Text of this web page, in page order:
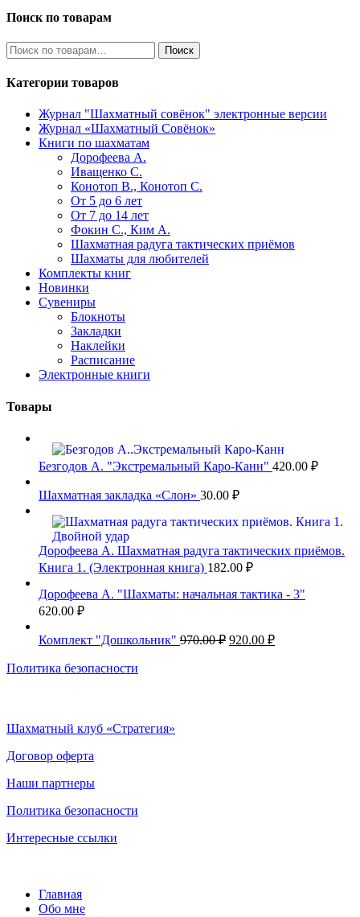
Поиск по товарам
Искать: Поиск
Категории товаров
Журнал "Шахматный совёнок" электронные версии
Журнал «Шахматный Совёнок»
Книги по шахматам
Дорофеева А.
Иващенко С.
Конотоп В., Конотоп С.
От 5 до 6 лет
От 7 до 14 лет
Фокин С., Ким А.
Шахматная радуга тактических приёмов
Шахматы для любителей
Комплекты книг
Новинки
Сувениры
Блокноты
Закладки
Наклейки
Расписание
Электронные книги
Товары
Безгодов А. "Экстремальный Каро-Канн" 420.00 ₽
Шахматная закладка «Слон» 30.00 ₽
Дорофеева А. Шахматная радуга тактических приёмов.
Книга 1. (Электронная книга) 182.00 ₽
Дорофеева А. "Шахматы: начальная тактика - 3"
620.00 ₽
Комплект "Дошкольник" 970.00₽ Первоначальная
920.00 ₽Текущая
Политика безопасности
Шахматный клуб «Стратегия»
Договор оферта
Наши партнеры
Политика безопасности
Интересные ссылки
Главная
Обо мне